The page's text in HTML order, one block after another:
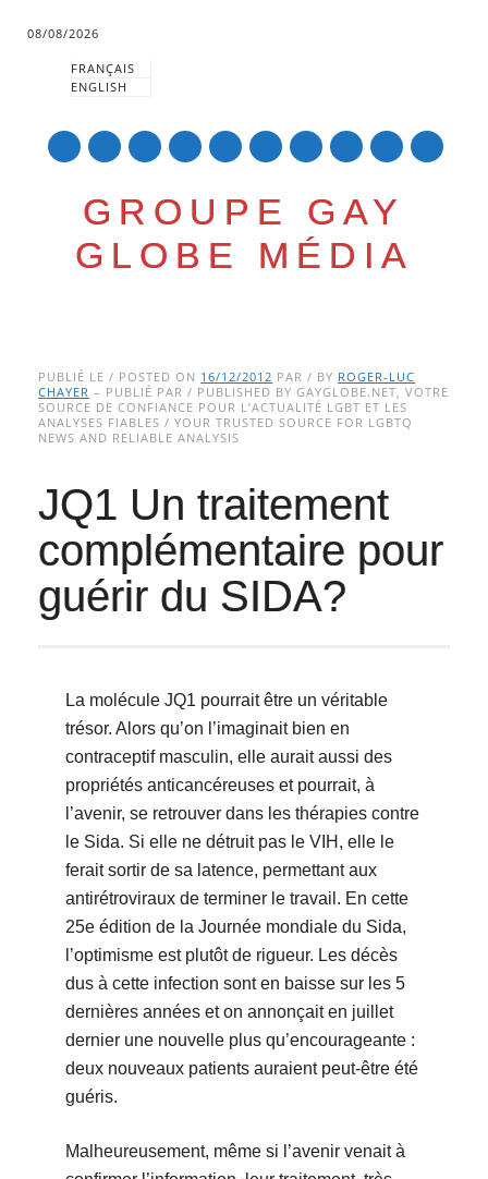
08/08/2026
FRANÇAIS
ENGLISH
GROUPE GAY
GLOBE MÉDIA
Main menu
to
content
PUBLIÉ LE / POSTED ON 16/12/2012 PAR / BY ROGER-LUC
CHAYER – PUBLIÉ PAR / PUBLISHED BY GAYGLOBE.NET, VOTRE
SOURCE DE CONFIANCE POUR L’ACTUALITÉ LGBT ET LES
ANALYSES FIABLES / YOUR TRUSTED SOURCE FOR LGBTQ
NEWS AND RELIABLE ANALYSIS
JQ1 Un traitement
complémentaire pour
guérir du SIDA?
La molécule JQ1 pourrait être un véritable
trésor. Alors qu’on l’imaginait bien en
contraceptif masculin, elle aurait aussi des
propriétés anticancéreuses et pourrait, à
l’avenir, se retrouver dans les thérapies contre
le Sida. Si elle ne détruit pas le VIH, elle le
ferait sortir de sa latence, permettant aux
antirétroviraux de terminer le travail. En cette
25e édition de la Journée mondiale du Sida,
l’optimisme est plutôt de rigueur. Les décès
dus à cette infection sont en baisse sur les 5
dernières années et on annonçait en juillet
dernier une nouvelle plus qu’encourageante :
deux nouveaux patients auraient peut-être été
guéris.
Malheureusement, même si l’avenir venait à